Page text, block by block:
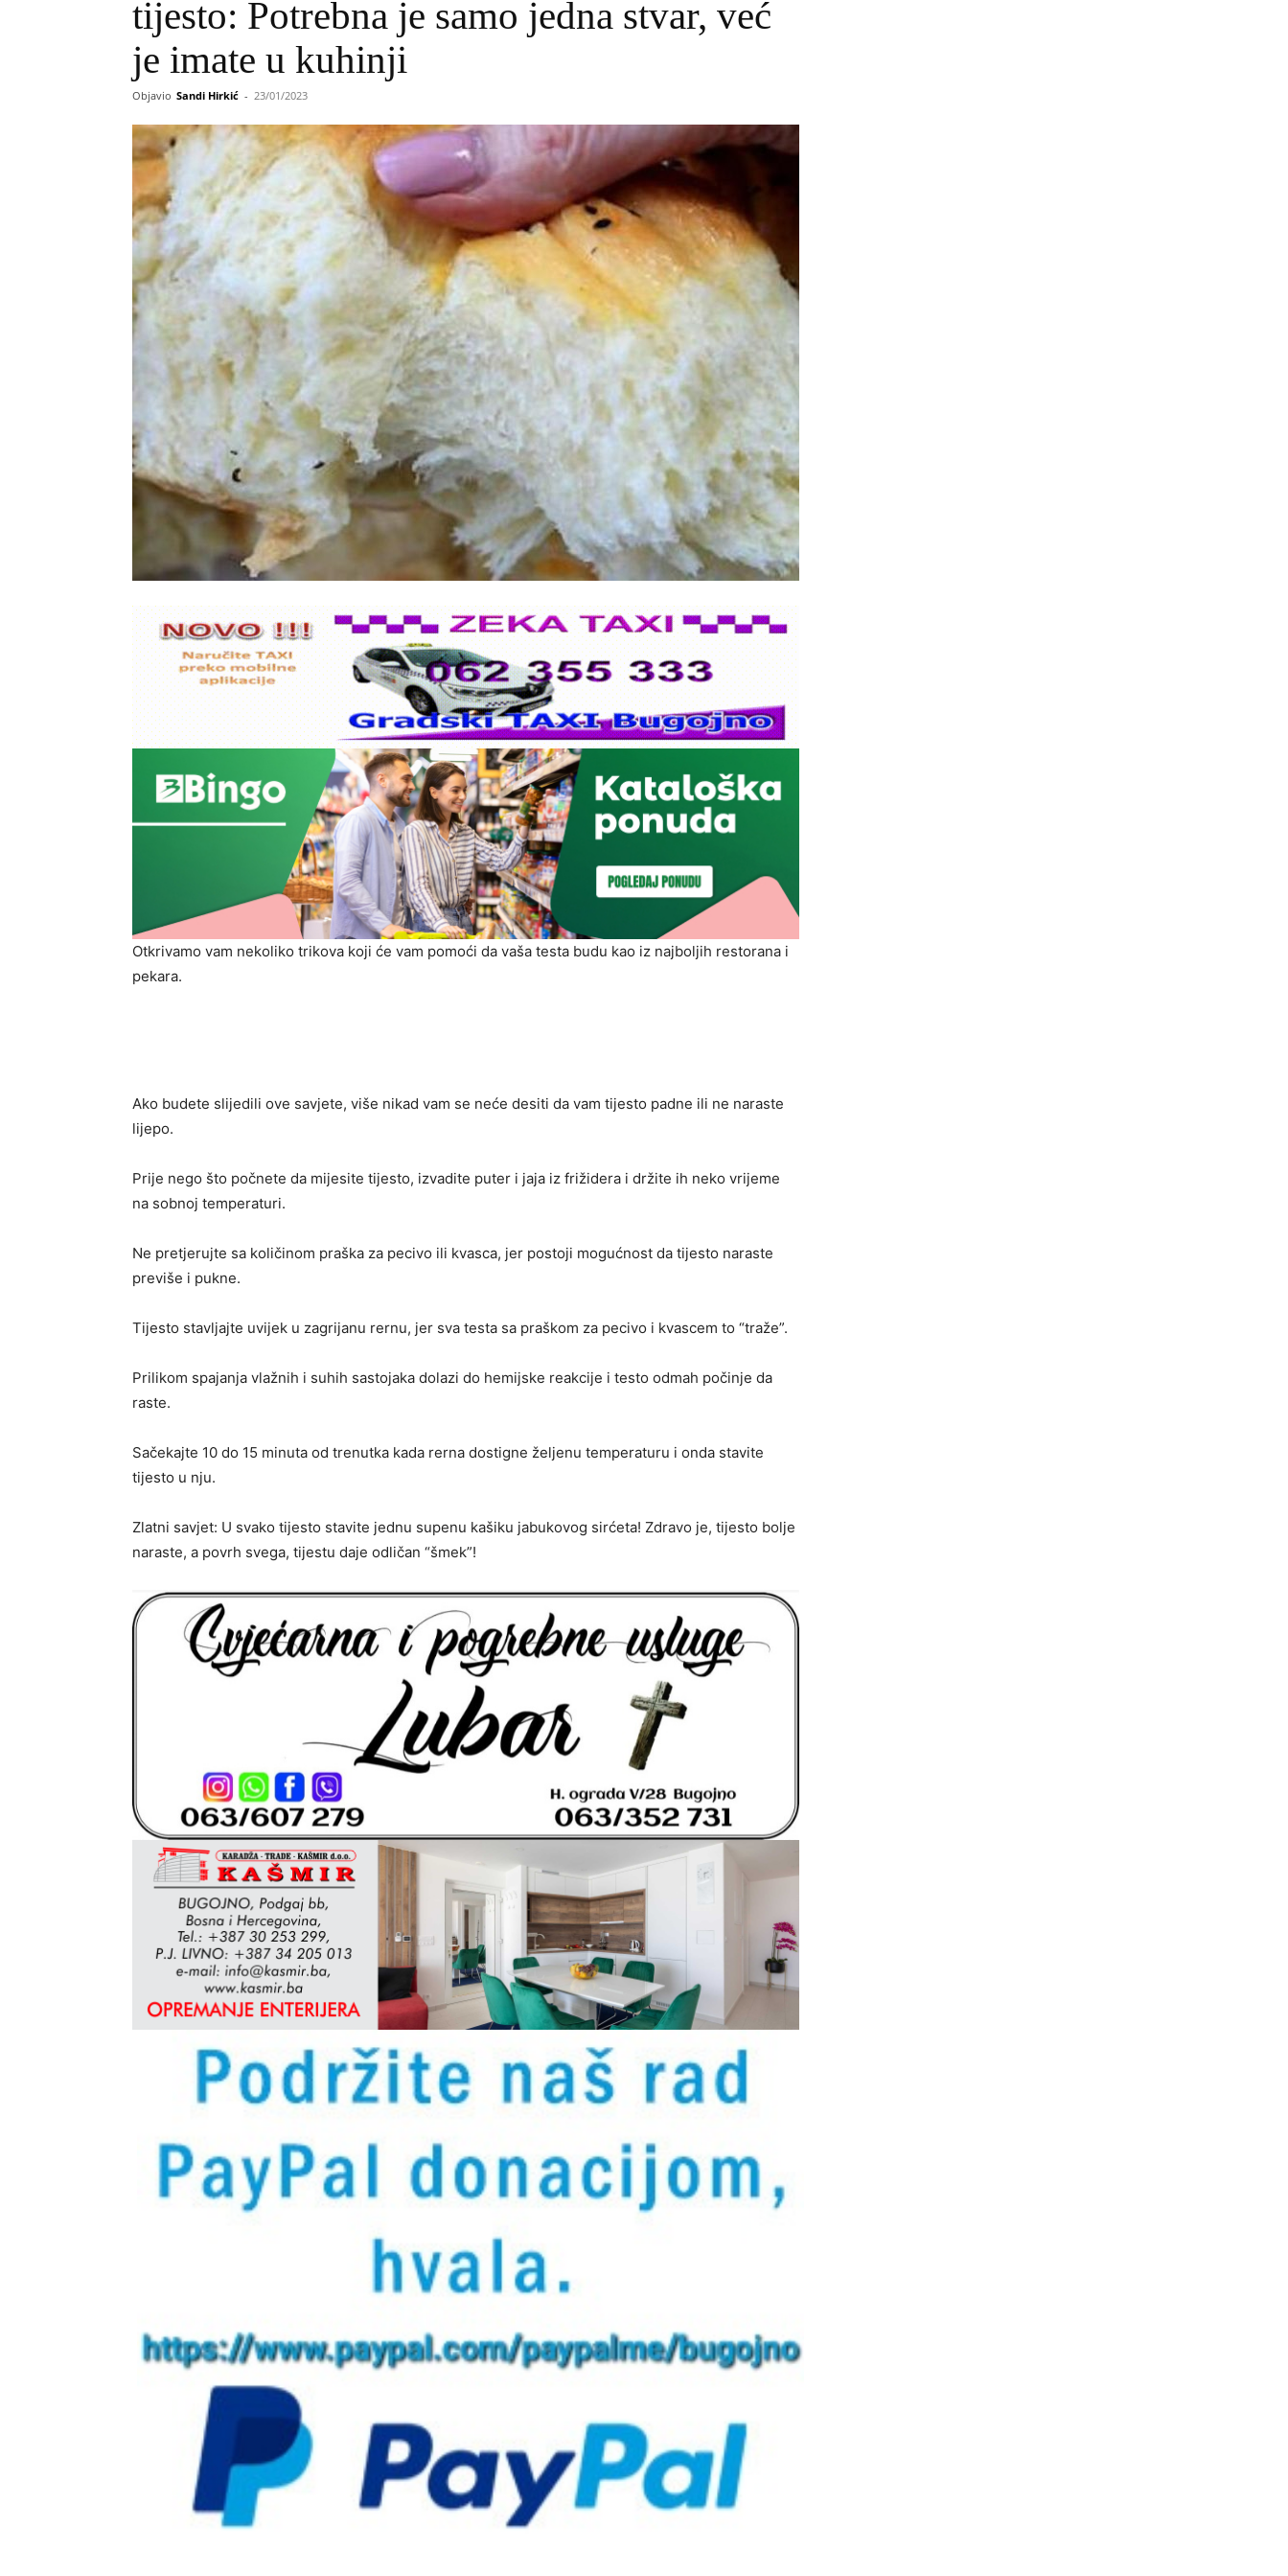
tijesto: Potrebna je samo jedna stvar, već
je imate u kuhinji
Objavio Sandi Hirkić - 23/01/2023
Otkrivamo vam nekoliko trikova koji će vam pomoći da vaša testa budu kao iz najboljih restorana i
pekara.
Ako budete slijedili ove savjete, više nikad vam se neće desiti da vam tijesto padne ili ne naraste
lijepo.
Prije nego što počnete da mijesite tijesto, izvadite puter i jaja iz frižidera i držite ih neko vrijeme
na sobnoj temperaturi.
Ne pretjerujte sa količinom praška za pecivo ili kvasca, jer postoji mogućnost da tijesto naraste
previše i pukne.
Tijesto stavljajte uvijek u zagrijanu rernu, jer sva testa sa praškom za pecivo i kvascem to “traže”.
Prilikom spajanja vlažnih i suhih sastojaka dolazi do hemijske reakcije i testo odmah počinje da
raste.
Sačekajte 10 do 15 minuta od trenutka kada rerna dostigne željenu temperaturu i onda stavite
tijesto u nju.
Zlatni savjet: U svako tijesto stavite jednu supenu kašiku jabukovog sirćeta! Zdravo je, tijesto bolje
naraste, a povrh svega, tijestu daje odličan “šmek”!